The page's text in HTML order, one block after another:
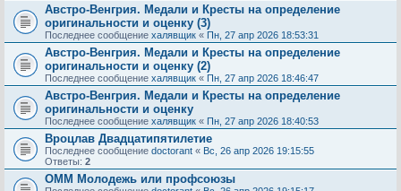
Австро-Венгрия. Медали и Кресты на определение
оригинальности и оценку (3)
Последнее сообщение халявщик « Пн, 27 апр 2026 18:53:31
Австро-Венгрия. Медали и Кресты на определение
оригинальности и оценку (2)
Последнее сообщение халявщик « Пн, 27 апр 2026 18:46:47
Австро-Венгрия. Медали и Кресты на определение
оригинальности и оценку
Последнее сообщение халявщик « Пн, 27 апр 2026 18:40:53
Вроцлав Двадцатипятилетие
Последнее сообщение doctorant « Вс, 26 апр 2026 19:15:55
Ответы: 2
ОММ Молодежь или профсоюзы